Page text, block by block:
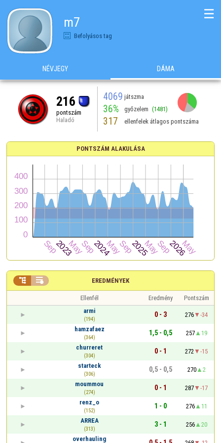
m7
Befolyásos tag
☰
NÉVJEGY DÁMA
216
pontszám
Haladó
4069 játszma
36% győzelem (1481)
317 ellenfelek átlagos pontszáma
PONTSZÁM ALAKULÁSA
EREDMÉNYEK
 
Ellenfél Eredmény
Pontszám
armi
(194)
0 - 3 276
-34
hamzafaez
(364)
1,5 - 0,5 257
19
churreret
(304)
0 - 1 272
-15
starteck
(306)
0,5 - 0,5 270
2
moummou
(274)
0 - 1 287
-17
renz_o
(152)
1 - 0 276
11
ARREA
(313)
3 - 1 256
20
overhauling